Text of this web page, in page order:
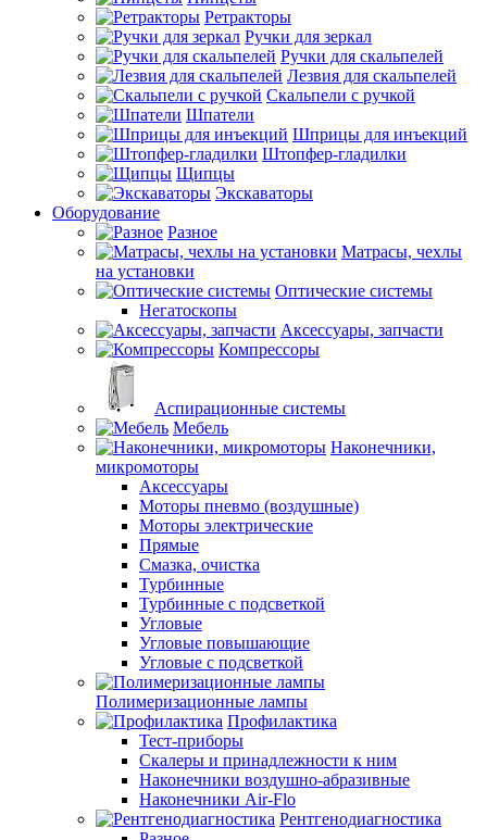
Ретракторы
Ручки для зеркал
Ручки для скальпелей
Лезвия для скальпелей
Скальпели с ручкой
Шпатели
Шприцы для инъекций
Штопфер-гладилки
Щипцы
Экскаваторы
Оборудование
Разное
Матрасы, чехлы
на установки
Оптические системы
Негатоскопы
Аксессуары, запчасти
Компрессоры
Аспирационные системы
Мебель
Наконечники,
микромоторы
Аксессуары
Моторы пневмо (воздушные)
Моторы электрические
Прямые
Смазка, очистка
Турбинные
Турбинные с подсветкой
Угловые
Угловые повышающие
Угловые с подсветкой
Полимеризационные лампы
Профилактика
Тест-приборы
Скалеры и принадлежности к ним
Наконечники воздушно-абразивные
Наконечники Air-Flo
Рентгенодиагностика